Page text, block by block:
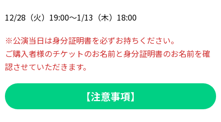
12/28（火）19:00～1/13（木）18:00
※公演当日は身分証明書を必ずお持ちください。
ご購入者様のチケットのお名前と身分証明書のお名前を確
認させていただきます。
【注意事項】